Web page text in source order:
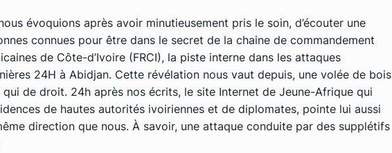
évoquions après avoir minutieusement pris le soin, d’écouter une
connues pour être dans le secret de la chaine de commandement
de Côte-d’Ivoire (FRCI), la piste interne dans les attaques
24H à Abidjan. Cette révélation nous vaut depuis, une volée de bois
de droit. 24h après nos écrits, le site Internet de Jeune-Afrique qui
de hautes autorités ivoiriennes et de diplomates, pointe lui aussi
direction que nous. À savoir, une attaque conduite par des supplétifs